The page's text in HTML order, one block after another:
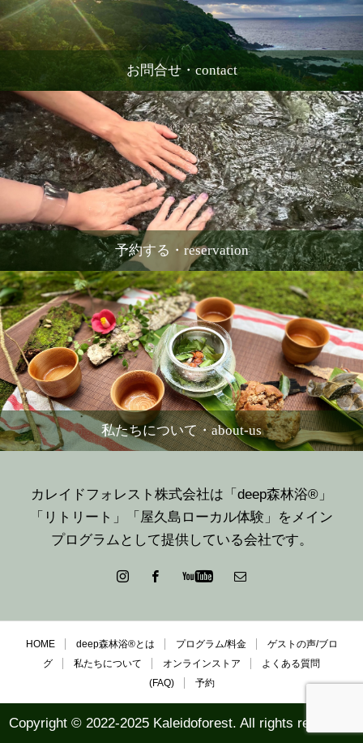
お問合せ・contact
予約する・reservation
私たちについて・about-us
カレイドフォレスト株式会社は「deep森林浴®」
「リトリート」「屋久島ローカル体験」をメイン
プログラムとして提供している会社です。
HOME deep森林浴®とは プログラム/料金
ゲストの声/ブロ
グ
私たちについて オンラインストア
よくある質問
(FAQ)
予約
Copyright © 2022-2025 Kaleidoforest. All rights reserved.